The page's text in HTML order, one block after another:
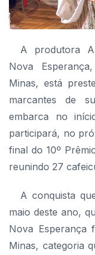
A produtora
Nova
Minas, está
marcantes de
embarca no
participará, no
final do 10º
reunindo 27
A conquista
maio deste ano,
Nova
Minas, categoria